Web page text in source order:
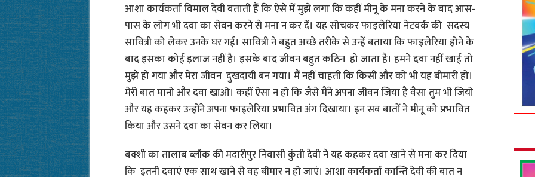
आशा कार्यकर्ता विमाल देवी बताती हैं कि ऐसे में मुझे लगा कि कहीं मीनू के मना करने के बाद आस-
पास के लोग भी दवा का सेवन करने से मना न कर दें। यह सोचकर फाइलेरिया नेटवर्क की सदस्य
सावित्री को लेकर उनके घर गई। सावित्री ने बहुत अच्छे तरीके से उन्हें बताया कि फाइलेरिया होने के
बाद इसका कोई इलाज नहीं है। इसके बाद जीवन बहुत कठिन हो जाता है। हमने दवा नहीं खाई तो
मुझे हो गया और मेरा जीवन दुखदायी बन गया। मैं नहीं चाहती कि किसी और को भी यह बीमारी हो।
मेरी बात मानो और दवा खाओ। कहीं ऐसा न हो कि जैसे मैंने अपना जीवन जिया है वैसा तुम भी जियो
और यह कहकर उन्होंने अपना फाइलेरिया प्रभावित अंग दिखाया। इन सब बातों ने मीनू को प्रभावित
किया और उसने दवा का सेवन कर लिया।
बक्शी का तालाब ब्लॉक की मदारीपुर निवासी कुंती देवी ने यह कहकर दवा खाने से मना कर दिया
कि इतनी दवाएं एक साथ खाने से वह बीमार न हो जाएं। आशा कार्यकर्ता कान्ति देवी की बात न